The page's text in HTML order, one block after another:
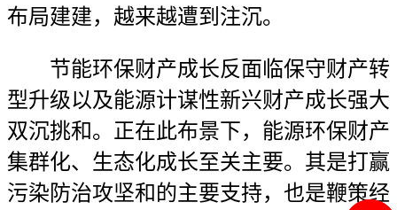
布局建建，越来越遭到注沉。
节能环保财产成长反面临保守财产转
型升级以及能源计谋性新兴财产成长强大
双沉挑和。正在此布景下，能源环保财产
集群化、生态化成长至关主要。其是打赢
污染防治攻坚和的主要支持，也是鞭策经